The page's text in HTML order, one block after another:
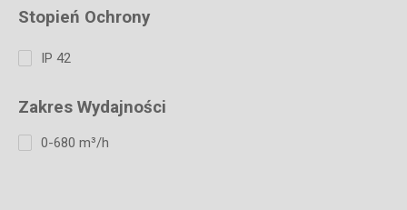
Stopień Ochrony
IP 42
Zakres Wydajności
0-680 m³/h